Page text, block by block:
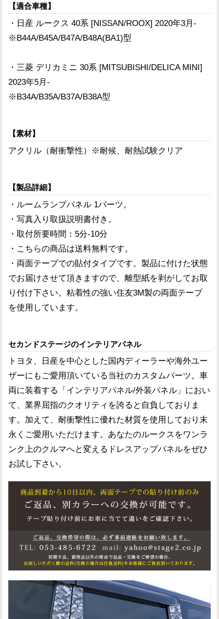
【適合車種】
・日産 ルークス 40系 [NISSAN/ROOX] 2020年3月-
※B44A/B45A/B47A/B48A(BA1)型
・三菱 デリカミニ 30系 [MITSUBISHI/DELICA MINI]
2023年5月-
※B34A/B35A/B37A/B38A型
【素材】
アクリル（耐衝撃性）※耐候、耐熱試験クリア
【製品詳細】
・ルームランプパネル 1パーツ。
・写真入り取扱説明書付き。
・取付所要時間：5分-10分
・こちらの商品は送料無料です。
・両面テープでの貼付タイプです。製品に付けた状態
でお届けさせて頂きますので、離型紙を剥がしてお取
り付け下さい。粘着性の強い住友3M製の両面テープ
を使用しています。
セカンドステージのインテリアパネル
トヨタ、日産を中心とした国内ディーラーや海外ユー
ザーにもご愛用頂いている当社のカスタムパーツ。車
両に装着する「インテリアパネル/外装パネル」におい
て、業界屈指のクオリティを誇ると自負しておりま
す。加えて、耐衝撃性に優れた材質を使用しており末
永くご愛用いただけます。あなたのルークスをワンラ
ンク上のクルマへと変えるドレスアップパネルをぜひ
お試し下さい。